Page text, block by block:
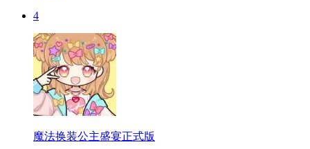
4
魔法换装公主盛宴正式版